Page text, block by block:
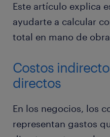
Este artículo explica
ayudarte a calcular
total en mano de
Costos
directos
En los negocios, los
representan gastos